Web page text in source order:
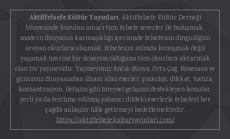
Aktiffelsefe Kültür Yayınları, Aktiffelsefe Kültür Derneği
bünyesinde kurulan amacı tüm felsefe severler ile buluşmak,
modern dünyanın karmaşıklığı içerisinde felsefenin dinginliğini
arayan okurlara ulaşmak, felsefenin aslında konuşmak değil
yaşamak üzerine bir deneyim olduğunu tüm okurlara aktarmak
olan bir yayınevidir. Yayınevimiz Antik dünya, Orta Çağ, Rönesans ve
günümüz dünyasından ilham alan eserler, psikoloji, dikkat, hafıza,
konsantrasyon, iletişim gibi bireysel gelişimi destekleyen konular,
yerli ya da tercüme edilmiş yabancı dildeki eserlerle felsefeyi her
çağda anlaşılır hâle getirmeyi hedeflemektedir.
https://aktiffelsefekulturyayinlari.com/